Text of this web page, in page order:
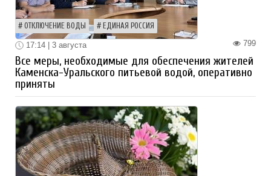
ОТКЛЮЧЕНИЕ ВОДЫ ЕДИНАЯ РОССИЯ
799
17:14 | 3 августа
Все меры, необходимые для обеспечения жителей
Каменска-Уральского питьевой водой, оперативно
приняты